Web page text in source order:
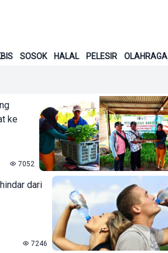
SOSOK HALAL PELESIR OLAHRAGA
ke
7052
dari
7246